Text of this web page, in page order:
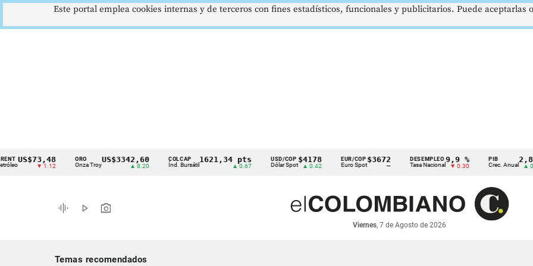
Cintillo
indicadores
económicos
▼ 1.12
ORO
Onza Troy
US$3342,60 COLCAP
Índ. Bursátil
1621,34 pts USD/COP
Dólar Spot
$4178
▲ 0.42
EUR/COP
Euro Spot
$3672
—
DESEMPLEO
Tasa Nacional
9,9 %
▼ 0.30
PIB
Crec. Anual
2,8 %
▲ 0.10
graphic_eq play_arrow photo_camera
Viernes, 7 de Agosto de 2026
Temas recomendados
Este portal emplea cookies internas y de terceros con fines estadísticos, funcionales y publicitarios. Puede aceptarlas